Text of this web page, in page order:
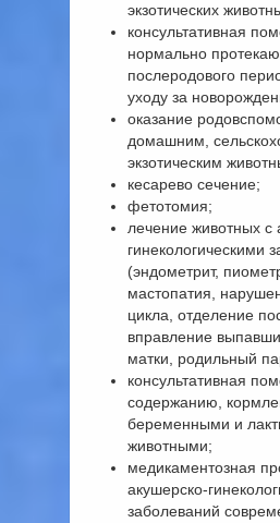
экзотических
консультативная
нормально
послеродового
уходу за
оказание
домашним,
экзотическим
кесарево сечение;
фетотомия;
лечение животных с
гинекологическими
(эндометрит,
мастопатия,
цикла, отделение
вправление
матки, родильный
консультативная
содержанию,
беременными и
животными;
медикаментозная
акушерско-
заболеваний